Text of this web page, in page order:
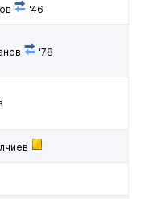
'46
'78